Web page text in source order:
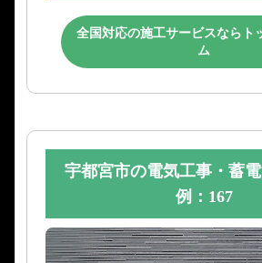
全国対応の施工サービスならト
ム
宇都宮市の電気工事・蓄
例：167